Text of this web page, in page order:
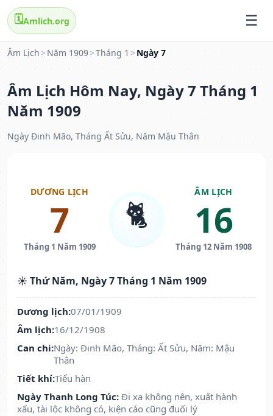
🗓️Amlich.org
Âm Lịch > Năm 1909>Tháng 1 > Ngày 7
Âm Lịch Hôm Nay, Ngày 7 Tháng 1
Năm 1909
Ngày Đinh Mão, Tháng Ất Sửu, Năm Mậu Thân
DƯƠNG LỊCH
7
Tháng 1 Năm 1909
🐈
ÂM LỊCH
16
Tháng 12 Năm 1908
☀️ Thứ Năm, Ngày 7 Tháng 1 Năm 1909
Dương lịch:07/01/1909
Âm lịch:16/12/1908
Can chi:Ngày: Đinh Mão, Tháng: Ất Sửu, Năm: Mậu
Thân
Tiết khí:Tiểu hàn
Ngày Thanh Long Túc: Đi xa không nên, xuất hành
xấu, tài lộc không có, kiện cáo cũng đuối lý